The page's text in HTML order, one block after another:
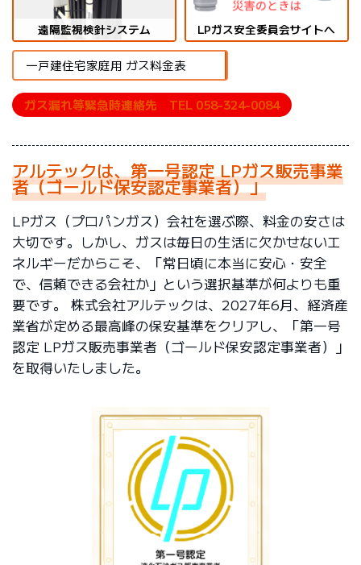
遠隔監視検針システム LPガス安全委員会サイトへ
一戸建住宅家庭用 ガス料金表
ガス漏れ等緊急時連絡先 TEL 058-324-0084
アルテックは、第一号認定 LPガス販売事業
者（ゴールド保安認定事業者）」
LPガス（プロパンガス）会社を選ぶ際、料金の安さは
大切です。しかし、ガスは毎日の生活に欠かせないエ
ネルギーだからこそ、「常日頃に本当に安心・安全
で、信頼できる会社か」という選択基準が何よりも重
要です。 株式会社アルテックは、2027年6月、経済産
業省が定める最高峰の保安基準をクリアし、「第一号
認定 LPガス販売事業者（ゴールド保安認定事業者）」
を取得いたしました。